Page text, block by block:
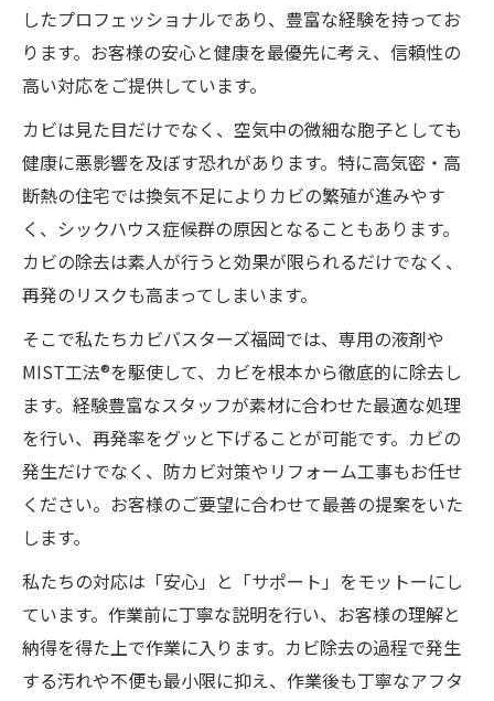
したプロフェッショナルであり、豊富な経験を持ってお
ります。お客様の安心と健康を最優先に考え、信頼性の
高い対応をご提供しています。
カビは見た目だけでなく、空気中の微細な胞子としても
健康に悪影響を及ぼす恐れがあります。特に高気密・高
断熱の住宅では換気不足によりカビの繁殖が進みやす
く、シックハウス症候群の原因となることもあります。
カビの除去は素人が行うと効果が限られるだけでなく、
再発のリスクも高まってしまいます。
そこで私たちカビバスターズ福岡では、専用の液剤や
MIST工法®を駆使して、カビを根本から徹底的に除去し
ます。経験豊富なスタッフが素材に合わせた最適な処理
を行い、再発率をグッと下げることが可能です。カビの
発生だけでなく、防カビ対策やリフォーム工事もお任せ
ください。お客様のご要望に合わせて最善の提案をいた
します。
私たちの対応は「安心」と「サポート」をモットーにし
ています。作業前に丁寧な説明を行い、お客様の理解と
納得を得た上で作業に入ります。カビ除去の過程で発生
する汚れや不便も最小限に抑え、作業後も丁寧なアフタ